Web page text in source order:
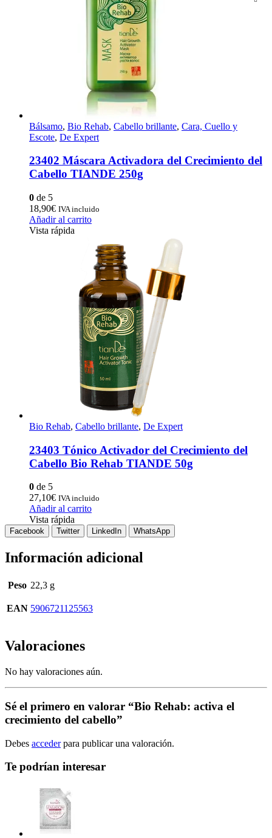
Bálsamo, Bio Rehab, Cabello brillante, Cara, Cuello y
Escote, De Expert
23402 Máscara Activadora del Crecimiento del
Cabello TIANDE 250g
0 de 5
18,90€ IVA incluido
Añadir al carrito
Vista rápida
Bio Rehab, Cabello brillante, De Expert
23403 Tónico Activador del Crecimiento del
Cabello Bio Rehab TIANDE 50g
0 de 5
27,10€ IVA incluido
Añadir al carrito
Vista rápida
Facebook Twitter LinkedIn WhatsApp
Información adicional
Peso 22,3 g
EAN 5906721125563
Valoraciones
No hay valoraciones aún.
Sé el primero en valorar “Bio Rehab: activa el
crecimiento del cabello”
Debes accederpara publicar una valoración.
Te podrían interesar